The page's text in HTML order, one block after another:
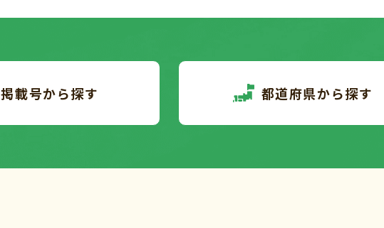
掲載号から探す 都道府県から探す